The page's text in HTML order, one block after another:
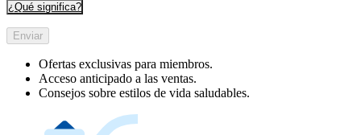
¿Qué significa?
Enviar
Ofertas exclusivas para miembros.
Acceso anticipado a las ventas.
Consejos sobre estilos de vida saludables.